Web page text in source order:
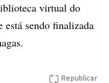
virtual do
está sendo finalizada
Republicar